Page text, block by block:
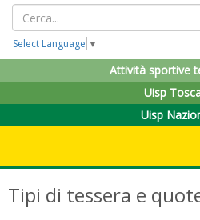
Select Language ▼
Attività sportive
Uisp
Uisp
Tipi di tessera e